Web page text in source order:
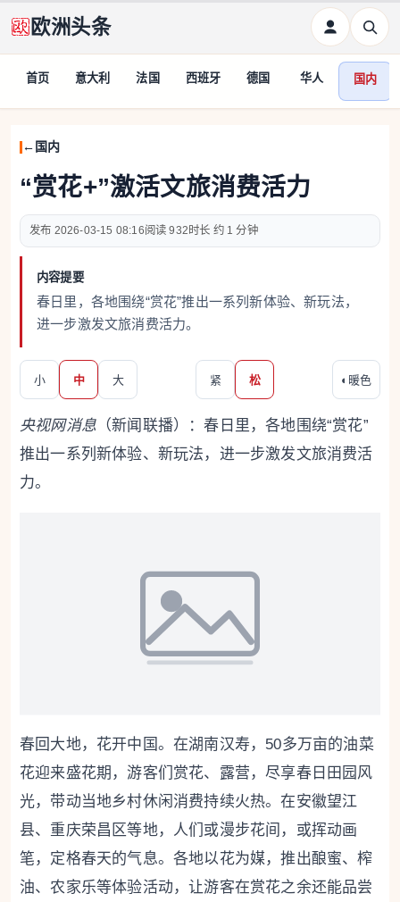
欧洲头条
首页 意大利 法国 西班牙 德国 华人 国内
国内
“赏花+”激活文旅消费活力
2026-03-15 08:16 932 约 1 分钟
内容提要
春日里，各地围绕“赏花”推出一系列新体验、新玩法，
进一步激发文旅消费活力。
小 中 大 紧 松 ◐ 暖色
央视网消息 （新闻联播）：春日里，各地围绕“赏花”
推出一系列新体验、新玩法，进一步激发文旅消费活
力。
春回大地，花开中国。在湖南汉寿，50多万亩的油菜
花迎来盛花期，游客们赏花、露营，尽享春日田园风
光，带动当地乡村休闲消费持续火热。在安徽望江
县、重庆荣昌区等地，人们或漫步花间，或挥动画
笔，定格春天的气息。各地以花为媒，推出酿蜜、榨
油、农家乐等体验活动，让游客在赏花之余还能品尝